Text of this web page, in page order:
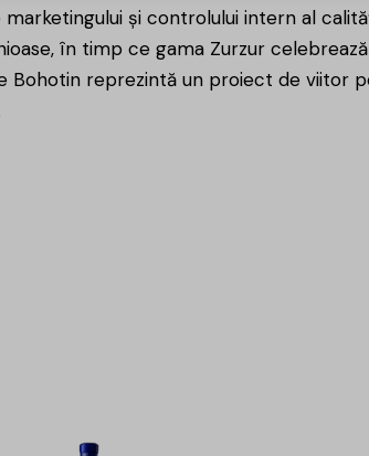
și controlului intern al
în timp ce gama Zurzur
Bohotin reprezintă un proiect de viitor